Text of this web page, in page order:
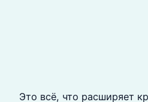
Это всё, что расширяет